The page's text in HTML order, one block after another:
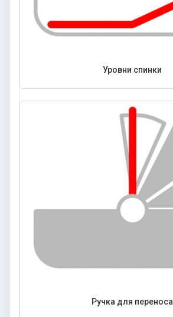
Уровни спинки
Ручка для переноса